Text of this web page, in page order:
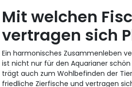
Mit welchen
vertragen sich
Ein harmonisches Zusammenleben
ist nicht nur für den Aquarianer
trägt auch zum Wohlbefinden der
friedliche Zierfische und vertragen